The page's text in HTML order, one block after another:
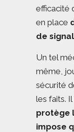
efficacité
en place
de
Un tel
même,
sécurité
les faits. Il
protège
impose